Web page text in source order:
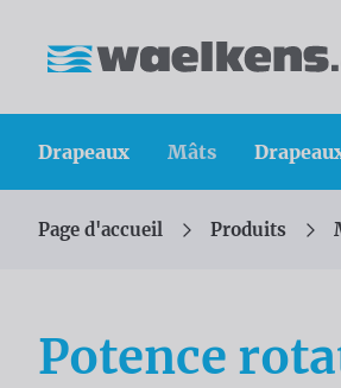
Drapeaux Mâts
Vous êtes ici :
Page d'accueil Produits
Potence